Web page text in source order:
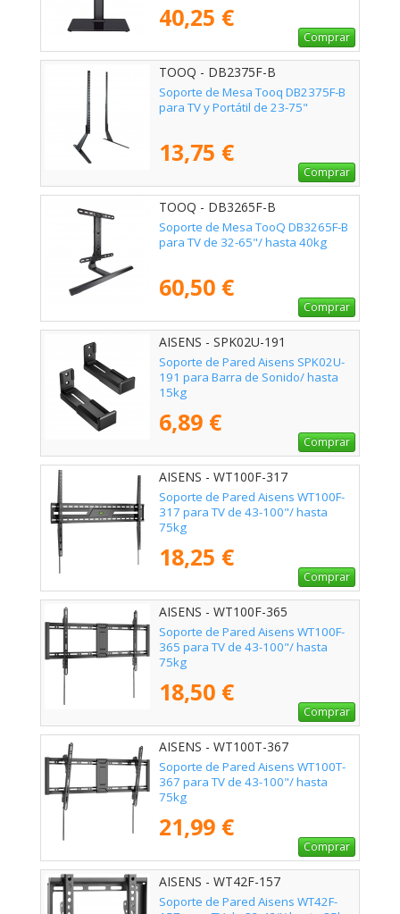
40,25 €
Comprar
TOOQ - DB2375F-B
Soporte de Mesa Tooq DB2375F-B
para TV y Portátil de 23-75"
13,75 €
Comprar
TOOQ - DB3265F-B
Soporte de Mesa TooQ DB3265F-B
para TV de 32-65"/ hasta 40kg
60,50 €
Comprar
AISENS - SPK02U-191
Soporte de Pared Aisens SPK02U-
191 para Barra de Sonido/ hasta
15kg
6,89 €
Comprar
AISENS - WT100F-317
Soporte de Pared Aisens WT100F-
317 para TV de 43-100"/ hasta
75kg
18,25 €
Comprar
AISENS - WT100F-365
Soporte de Pared Aisens WT100F-
365 para TV de 43-100"/ hasta
75kg
18,50 €
Comprar
AISENS - WT100T-367
Soporte de Pared Aisens WT100T-
367 para TV de 43-100"/ hasta
75kg
21,99 €
Comprar
AISENS - WT42F-157
Soporte de Pared Aisens WT42F-